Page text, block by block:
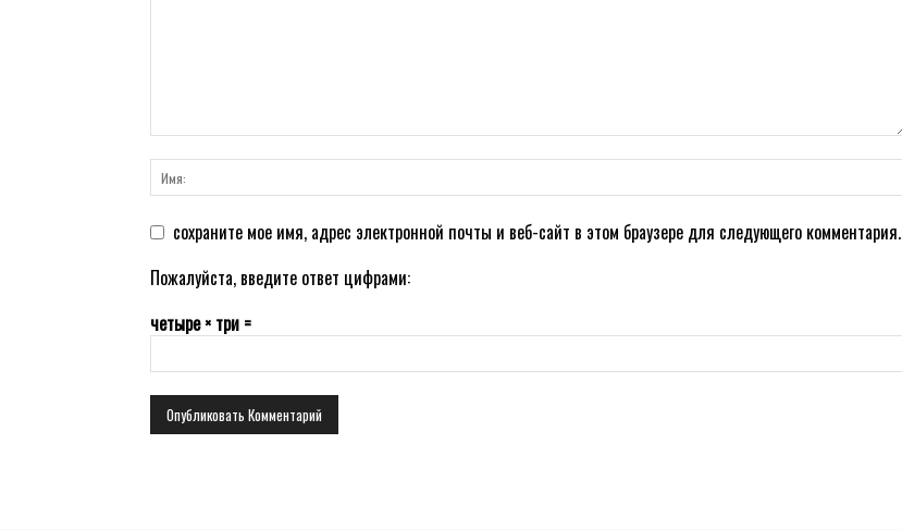
сохраните мое имя, адрес электронной почты и веб-сайт в этом браузере для следующего комментария.
Пожалуйста, введите ответ цифрами:
четыре × три =